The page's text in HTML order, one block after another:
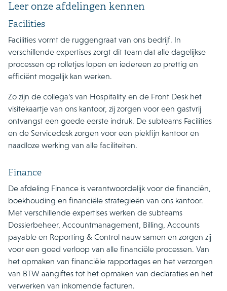
Leer onze afdelingen kennen
Facilities
Facilities vormt de ruggengraat van ons bedrijf. In
verschillende expertises zorgt dit team dat alle dagelijkse
processen op rolletjes lopen en iedereen zo prettig en
efficiënt mogelijk kan werken.
Zo zijn de collega’s van Hospitality en de Front Desk het
visitekaartje van ons kantoor, zij zorgen voor een gastvrij
ontvangst een goede eerste indruk. De subteams Facilities
en de Servicedesk zorgen voor een piekfijn kantoor en
naadloze werking van alle faciliteiten.
Finance
De afdeling Finance is verantwoordelijk voor de financiën,
boekhouding en financiële strategieën van ons kantoor.
Met verschillende expertises werken de subteams
Dossierbeheer, Accountmanagement, Billing, Accounts
payable en Reporting & Control nauw samen en zorgen zij
voor een goed verloop van alle financiële processen. Van
het opmaken van financiële rapportages en het verzorgen
van BTW aangiftes tot het opmaken van declaraties en het
verwerken van inkomende facturen.